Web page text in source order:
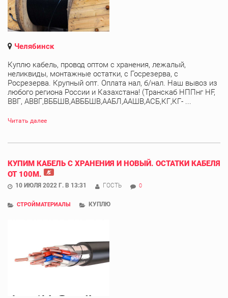
Челябинск
Куплю кабель, провод оптом с хранения, лежалый,
неликвиды, монтажные остатки, с Госрезерва, с
Росрезерва. Крупный опт. Оплата нал, б/нал. Наш вывоз из
любого региона России и Казахстана! (Транскаб НППнг HF,
ВВГ, АВВГ,ВББШВ,АВББШВ,ААБЛ,ААШВ,АСБ,КГ,КГ- ...
Читать далее
КУПИМ КАБЕЛЬ С ХРАНЕНИЯ И НОВЫЙ. ОСТАТКИ КАБЕЛЯ
ОТ 100М.
10 ИЮЛЯ 2022 Г. В 13:31 ГОСТЬ 0
СТРОЙМАТЕРИАЛЫ КУПЛЮ